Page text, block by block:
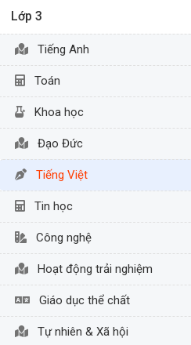
Lớp 3
Tiếng Anh
Toán
Khoa học
Đạo Đức
Tiếng Việt
Tin học
Công nghệ
Hoạt động trải nghiệm
Giáo dục thể chất
Tự nhiên & Xã hội